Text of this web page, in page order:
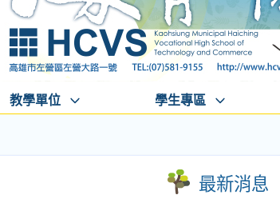
教學單位 學生專區
最新消息